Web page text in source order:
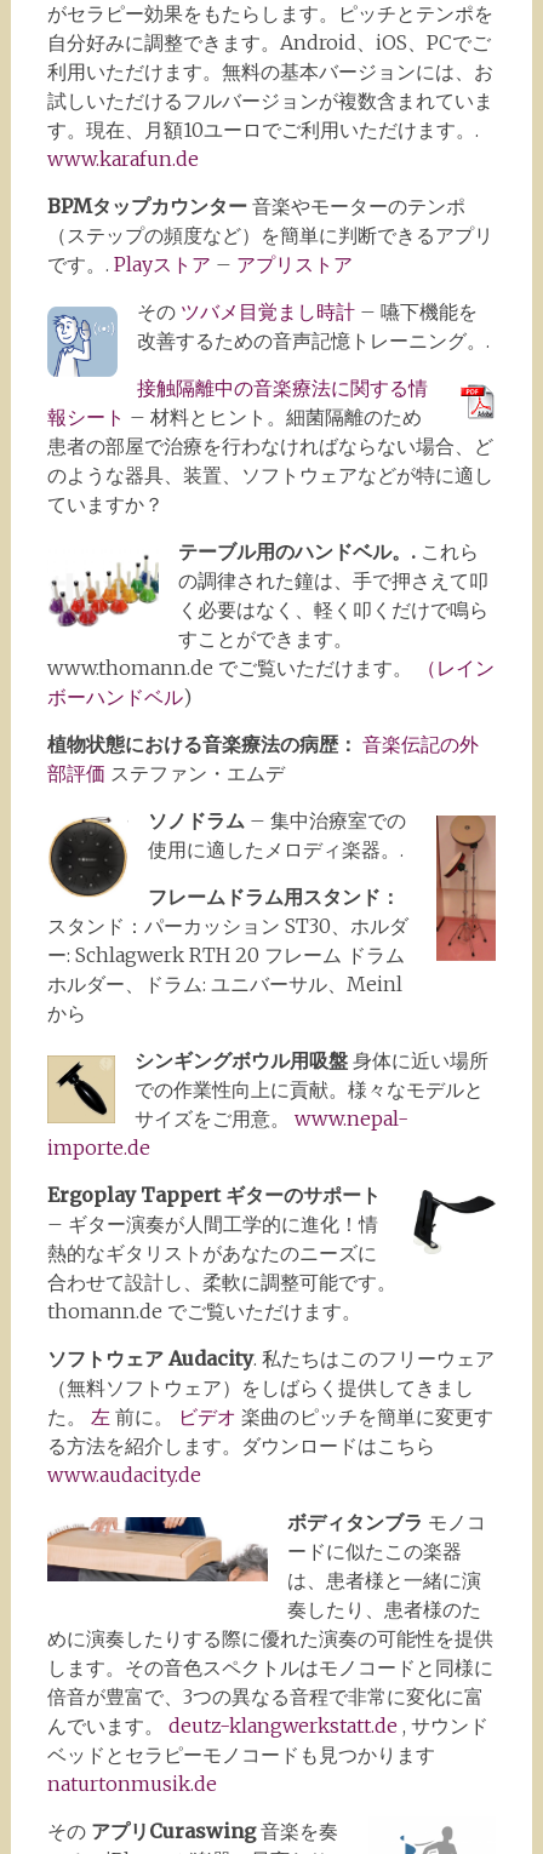
がセラピー効果をもたらします。ピッチとテンポを
自分好みに調整できます。Android、iOS、PCでご
利用いただけます。無料の基本バージョンには、お
試しいただけるフルバージョンが複数含まれていま
す。現在、月額10ユーロでご利用いただけます。.
www.karafun.de
BPMタップカウンター音楽やモーターのテンポ
（ステップの頻度など）を簡単に判断できるアプリ
です。. Playストア – アプリストア
その ツバメ目覚まし時計 – 嚥下機能を
改善するための音声記憶トレーニング。.
接触隔離中の音楽療法に関する情
報シート – 材料とヒント。細菌隔離のため
患者の部屋で治療を行わなければならない場合、ど
のような器具、装置、ソフトウェアなどが特に適し
ていますか？
テーブル用のハンドベル。.これら
の調律された鐘は、手で押さえて叩
く必要はなく、軽く叩くだけで鳴ら
すことができます。
www.thomann.de でご覧いただけます。
（レイン
ボーハンドベル)
植物状態における音楽療法の病歴： 音楽伝記の外
部評価 ステファン・エムデ
ソノドラム– 集中治療室での
使用に適したメロディ楽器。.
フレームドラム用スタンド：
スタンド：パーカッション ST30、ホルダ
ー: Schlagwerk RTH 20 フレーム ドラム
ホルダー、ドラム: ユニバーサル、Meinl
から
シンギングボウル用吸盤身体に近い場所
での作業性向上に貢献。様々なモデルと
サイズをご用意。
www.nepal-
importe.de
Ergoplay Tappert ギターのサポート
– ギター演奏が人間工学的に進化！情
熱的なギタリストがあなたのニーズに
合わせて設計し、柔軟に調整可能です。
thomann.de でご覧いただけます。
ソフトウェア Audacity. 私たちはこのフリーウェア
（無料ソフトウェア）をしばらく提供してきまし
た。 左 前に。 ビデオ 楽曲のピッチを簡単に変更す
る方法を紹介します。ダウンロードはこちら
www.audacity.de
ボディタンブラ モノコ
ードに似たこの楽器
は、患者様と一緒に演
奏したり、患者様のた
めに演奏したりする際に優れた演奏の可能性を提供
します。その音色スペクトルはモノコードと同様に
倍音が豊富で、3つの異なる音程で非常に変化に富
んでいます。 deutz-klangwerkstatt.de , サウンド
ベッドとセラピーモノコードも見つかります
naturtonmusik.de
その アプリCuraswing音楽を奏